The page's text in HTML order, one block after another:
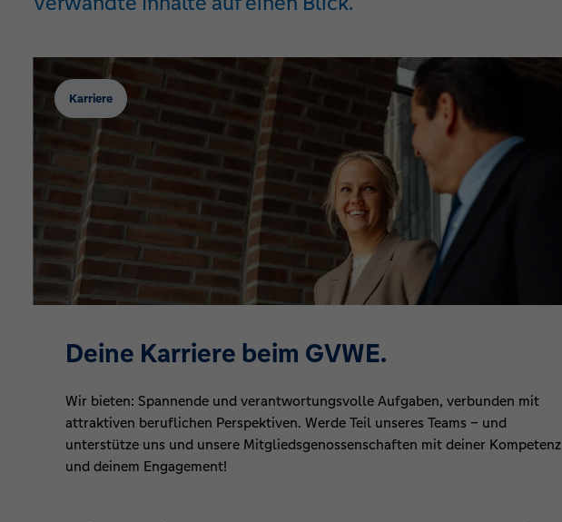
Karriere
Deine Karriere beim GVWE.
Wir bieten: Spannende und verantwortungsvolle Aufgaben, verbunden mit
attraktiven beruflichen Perspektiven. Werde Teil unseres Teams – und
unterstütze uns und unsere Mitgliedsgenossenschaften mit deiner Kompetenz
und deinem Engagement!